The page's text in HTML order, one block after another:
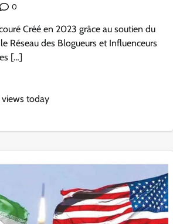
0
Créé en 2023 grâce au soutien du
Réseau des Blogueurs et Influenceurs
[…]
views today